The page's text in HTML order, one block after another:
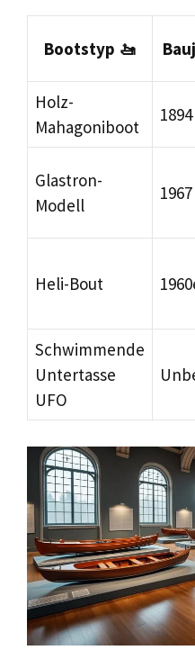
Bootstyp 🚤
Holz-
Mahagoniboot
1894
Glastron-
Modell
1967
Heli-Bout
Schwimmende
Untertasse
UFO